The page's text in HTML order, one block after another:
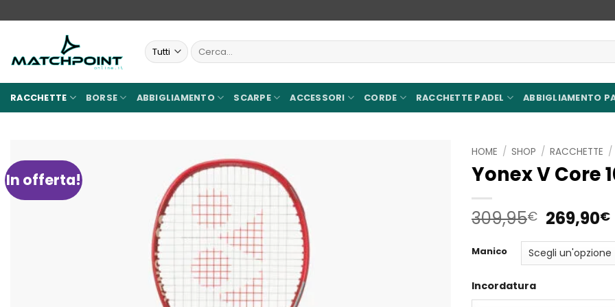
ai
Cerca:
RACCHETTE BORSE ABBIGLIAMENTO SCARPE ACCESSORI CORDE RACCHETTE PADEL ABBIGLIAMENTO
In offerta!
HOME / SHOP / RACCHETTE /
Yonex V Core
309,95€ Il
prezzo
originale
era:
269,90€Il
Manico
Incordatura